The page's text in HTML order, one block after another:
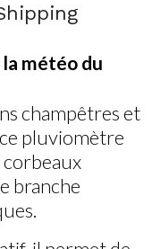
météo du
champêtres et
pluviomètre
branche